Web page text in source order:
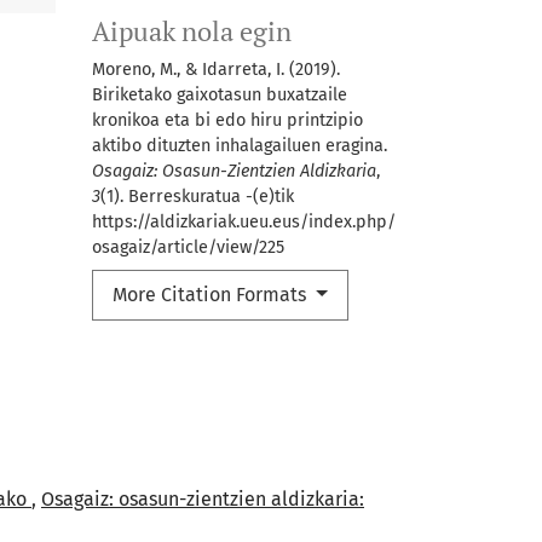
Aipuak nola egin
Moreno, M., & Idarreta, I. (2019).
Biriketako gaixotasun buxatzaile
kronikoa eta bi edo hiru printzipio
aktibo dituzten inhalagailuen eragina.
Osagaiz: Osasun-Zientzien Aldizkaria,
3(1). Berreskuratua -(e)tik
https://aldizkariak.ueu.eus/index.php/
osagaiz/article/view/225
More Citation Formats
, Osagaiz: osasun-zientzien aldizkaria: